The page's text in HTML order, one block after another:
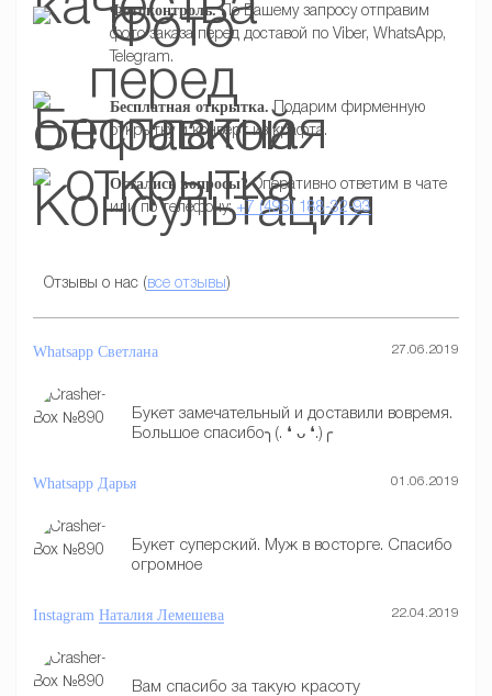
Фотоконтроль.По Вашему запросу отправим
фото заказа перед доставой по Viber, WhatsApp,
Telegram.
Бесплатная открытка. Подарим фирменную
открытку и конверт из крафта.
Остались вопросы?Оперативно ответим в чате
или по телефону:+7 (495) 188-32-93
Отзывы о нас (все отзывы)
Whatsapp Светлана 27.06.2019
Букет замечательный и доставили вовремя.
Большое спасибо╮(. ❛ ᴗ ❛.)╭
Whatsapp Дарья 01.06.2019
Букет суперский. Муж в восторге. Спасибо
огромное
Instagram Наталия Лемешева 22.04.2019
Вам спасибо за такую красоту